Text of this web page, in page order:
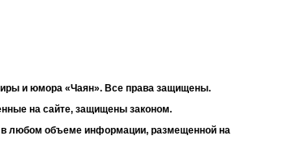
и юмора «Чаян». Все права защищены.
на сайте, защищены законом.
в любом объеме информации, размещенной на